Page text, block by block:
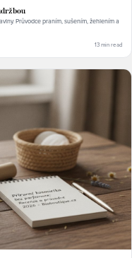
Průvodce praním, sušením, žehlením a
13 min read